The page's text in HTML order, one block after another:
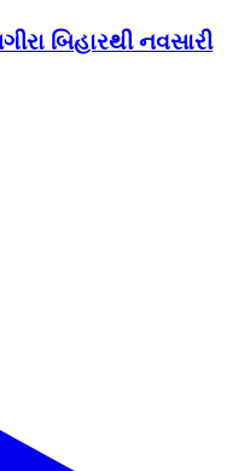
બિહારથી નવસારી